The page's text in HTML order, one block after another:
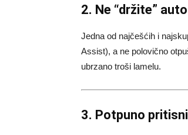
2. Ne “držite”
Jedna od najčešćih i
Assist), a ne polovično
ubrzano troši lamelu.
3. Potpuno